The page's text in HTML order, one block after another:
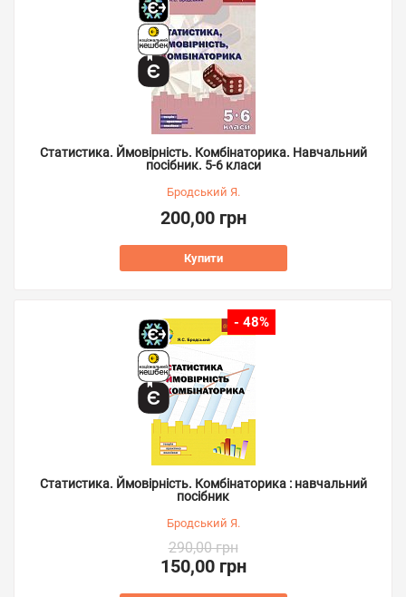
Статистика. Ймовірність. Комбінаторика. Навчальний
посібник. 5-6 класи
Бродський Я.
200,00 грн
Купити
- 48%
Статистика. Ймовірність. Комбінаторика : навчальний
посібник
Бродський Я.
290,00 грн
150,00 грн